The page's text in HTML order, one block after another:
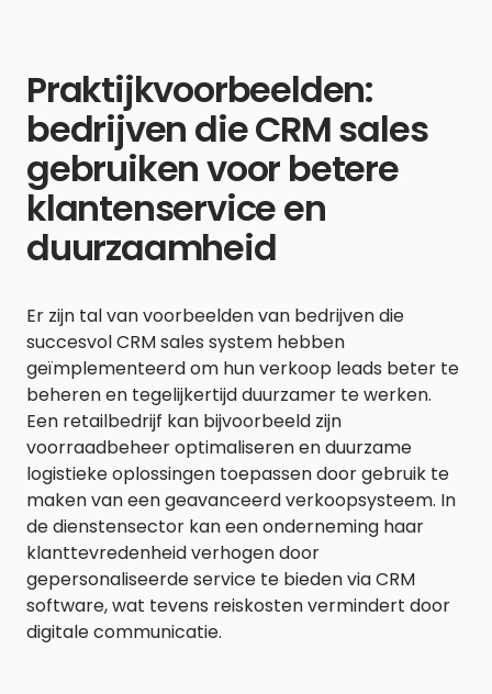
Praktijkvoorbeelden:
bedrijven die CRM sales
gebruiken voor betere
klantenservice en
duurzaamheid
Er zijn tal van voorbeelden van bedrijven die
succesvol CRM sales system hebben
geïmplementeerd om hun verkoop leads beter te
beheren en tegelijkertijd duurzamer te werken.
Een retailbedrijf kan bijvoorbeeld zijn
voorraadbeheer optimaliseren en duurzame
logistieke oplossingen toepassen door gebruik te
maken van een geavanceerd verkoopsysteem. In
de dienstensector kan een onderneming haar
klanttevredenheid verhogen door
gepersonaliseerde service te bieden via CRM
software, wat tevens reiskosten vermindert door
digitale communicatie.